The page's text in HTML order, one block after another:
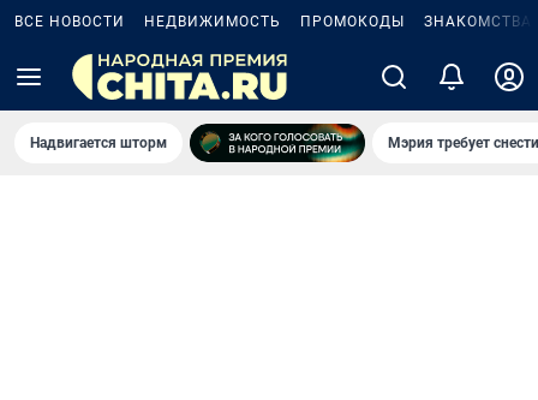
ВСЕ НОВОСТИ НЕДВИЖИМОСТЬ ПРОМОКОДЫ ЗНАКОМСТВА
Надвигается шторм Мэрия требует